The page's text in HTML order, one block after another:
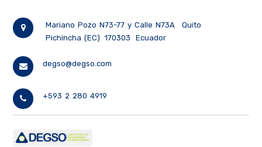
Mariano Pozo N73-77 y Calle N73A
Quito
Pichincha (EC)
170303 Ecuador
degso@degso.com
+593 2 280 4919